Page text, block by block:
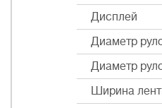
Дисплей
Диаметр
Диаметр
Ширина